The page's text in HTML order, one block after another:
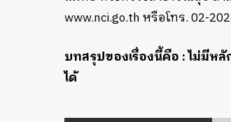
www.nci.go.th หรือโทร. 02-
บทสรุปของเรื่องนี้คือ : ไม่มีหลั
ได้